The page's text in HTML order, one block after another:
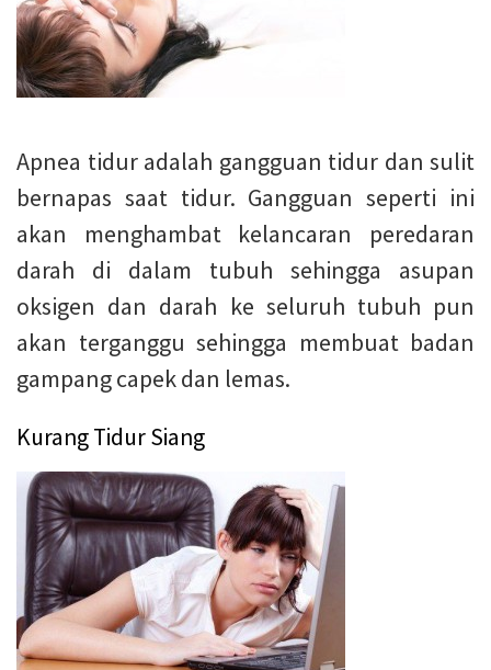
Apnea tidur adalah gangguan tidur dan sulit
bernapas saat tidur. Gangguan seperti ini
akan menghambat kelancaran peredaran
darah di dalam tubuh sehingga asupan
oksigen dan darah ke seluruh tubuh pun
akan terganggu sehingga membuat badan
gampang capek dan lemas.
Kurang Tidur Siang